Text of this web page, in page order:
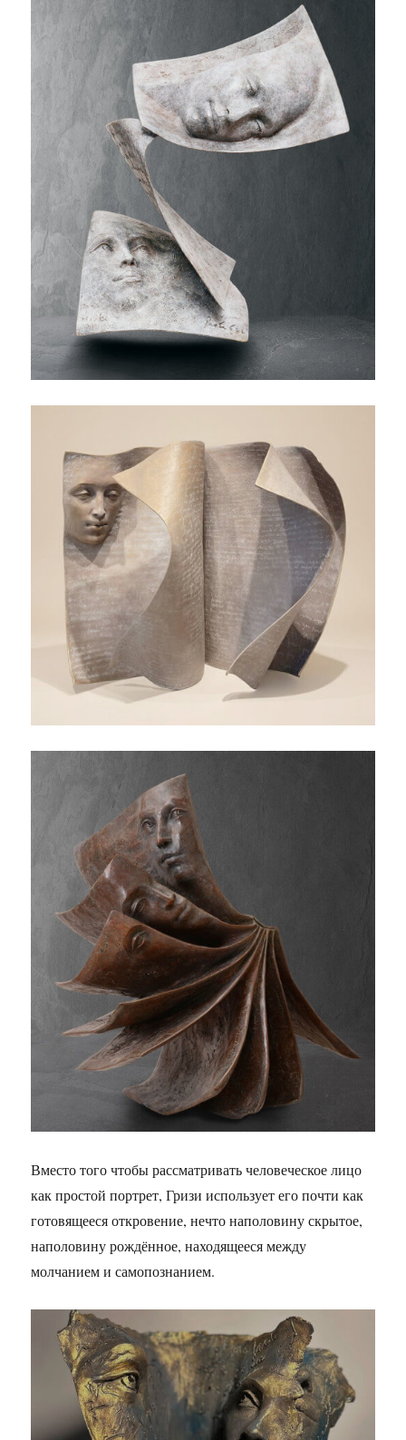
Вместо того чтобы рассматривать человеческое лицо
как простой портрет, Гризи использует его почти как
готовящееся откровение, нечто наполовину скрытое,
наполовину рождённое, находящееся между
молчанием и самопознанием.